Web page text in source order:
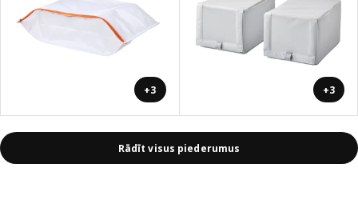
+3 +3
Rādīt visus piederumus